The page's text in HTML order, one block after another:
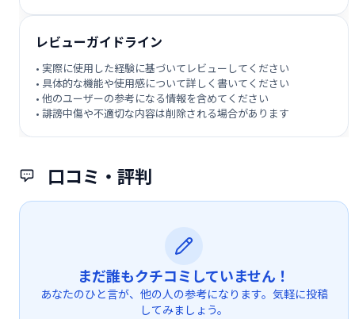
口コミ・評判
まだ誰もクチコミしていません！
あなたのひと言が、他の人の参考になります。気軽に投稿
してみましょう。
レビューガイドライン
• 実際に使用した経験に基づいてレビューしてください
• 具体的な機能や使用感について詳しく書いてください
• 他のユーザーの参考になる情報を含めてください
• 誹謗中傷や不適切な内容は削除される場合があります